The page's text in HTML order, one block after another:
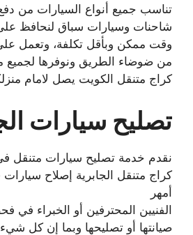
تناسب جميع أنواع السيارات من
شاحنات وسيارات سباق لنحافظ
وقت ممكن وبأقل تكلفة، وتعمل
من ضوضاء الطريق ونوفرها لجميع
كراج متنقل الكويت يصل لامام
تصليح سيارات
نقدم خدمة تصليح سيارات متنقل
كراج متنقل الجابرية إصلاح
أمهر
الفنيين المحترفين أو الخبراء في
صيانتها أو تصليحها وبما إن كل